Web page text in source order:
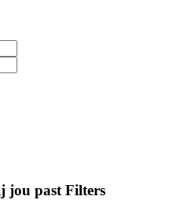
jou past Filters